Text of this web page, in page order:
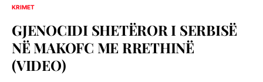
KRIMET
GJENOCIDI SHETЁROR I SERBISЁ
NЁ MAKOFC ME RRETHINЁ
(VIDEO)